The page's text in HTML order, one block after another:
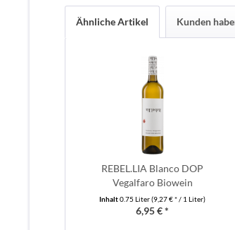
Ähnliche Artikel Kunden
REBEL.LIA Blanco DOP
Vegalfaro Biowein
Inhalt0.75 Liter(9,27 € * / 1 Liter)
6,95 € *